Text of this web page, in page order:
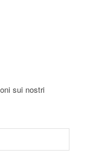
sui nostri